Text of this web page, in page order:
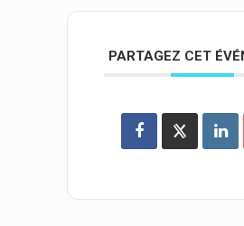
PARTAGEZ CET